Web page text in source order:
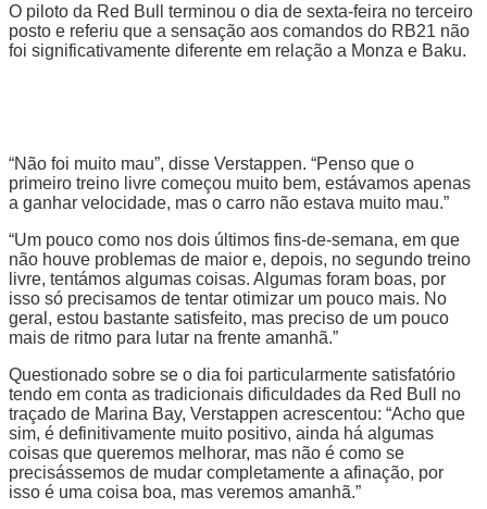
O piloto da Red Bull terminou o dia de sexta-feira no terceiro
posto e referiu que a sensação aos comandos do RB21 não
foi significativamente diferente em relação a Monza e Baku.
“Não foi muito mau”, disse Verstappen. “Penso que o
primeiro treino livre começou muito bem, estávamos apenas
a ganhar velocidade, mas o carro não estava muito mau.”
“Um pouco como nos dois últimos fins-de-semana, em que
não houve problemas de maior e, depois, no segundo treino
livre, tentámos algumas coisas. Algumas foram boas, por
isso só precisamos de tentar otimizar um pouco mais. No
geral, estou bastante satisfeito, mas preciso de um pouco
mais de ritmo para lutar na frente amanhã.”
Questionado sobre se o dia foi particularmente satisfatório
tendo em conta as tradicionais dificuldades da Red Bull no
traçado de Marina Bay, Verstappen acrescentou: “Acho que
sim, é definitivamente muito positivo, ainda há algumas
coisas que queremos melhorar, mas não é como se
precisássemos de mudar completamente a afinação, por
isso é uma coisa boa, mas veremos amanhã.”